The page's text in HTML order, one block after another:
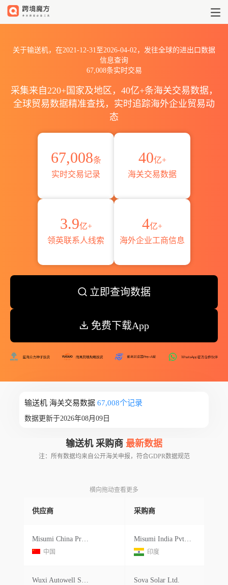
关于输送机，在2021-12-31至2026-04-02，发往全球的进出口数据
信息查询
67,008条实时交易
采集来自220+国家及地区，40亿+条海关交易数据，
全球贸易数据精准查找，实时追踪海外企业贸易动
态
67,008条
实时交易记录
40亿+
海关交易数据
3.9亿+
领英联系人线索
4亿+
海外企业工商信息
立即查询数据
免费下载App
输送机 海关交易数据 67,008个记录
数据更新于2026年08月09日
输送机 采购商 最新数据
注：所有数据均来自公开海关申报，符合GDPR数据规范
横向拖动查看更多
供应商 采购商
Misumi China Precision Machinery
中国
Misumi India Pvt.ltd.
印度
Wuxi Autowell Supply Chain Management Co.ltd. Sova Solar Ltd.